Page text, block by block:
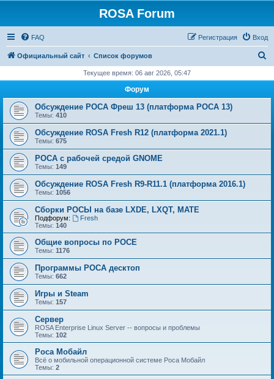
ROSA Forum
FAQ Вход
Регистрация
Официальный сайт Список форумов
с
Текущее время: 06 авг 2026, 05:47
Форум
Обсуждение РОСА Фреш 13 (платформа РОСА 13)
Темы: 410
Обсуждение ROSA Fresh R12 (платформа 2021.1)
Темы: 675
РОСА с рабочей средой GNOME
Темы: 149
Обсуждение ROSA Fresh R9-R11.1 (платформа 2016.1)
Темы: 1056
Сборки РОСЫ на базе LXDE, LXQT, MATE
Подфорум:
Fresh
Темы: 140
Общие вопросы по РОСЕ
Темы: 1176
Программы РОСА десктоп
Темы: 662
Игры и Steam
Темы: 157
Сервер
ROSA Enterprise Linux Server -- вопросы и проблемы
Темы: 102
Роса Мобайл
Всё о мобильной операционной системе Роса Мобайл
Темы: 2